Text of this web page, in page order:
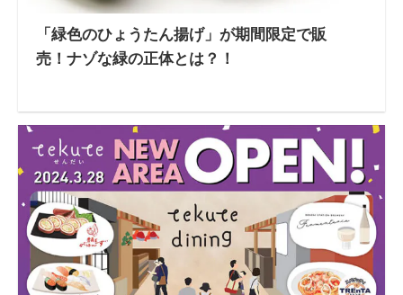
「緑色のひょうたん揚げ」が期間限定で販
売！ナゾな緑の正体とは？！